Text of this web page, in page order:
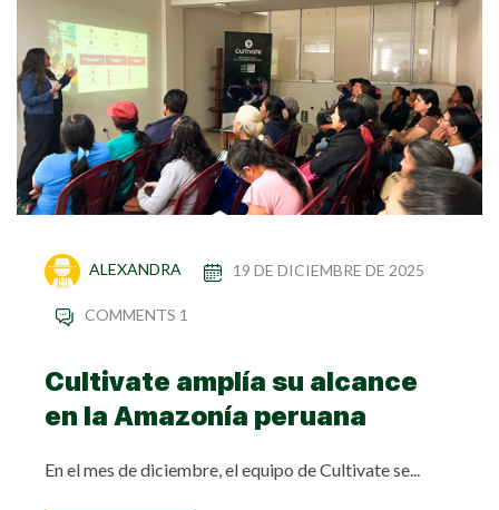
ALEXANDRA 19 DE DICIEMBRE DE 2025
COMMENTS 1
Cultivate amplía su alcance
en la Amazonía peruana
En el mes de diciembre, el equipo de Cultivate se...